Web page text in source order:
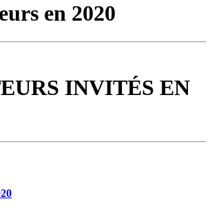
en 2020
INVITÉS EN